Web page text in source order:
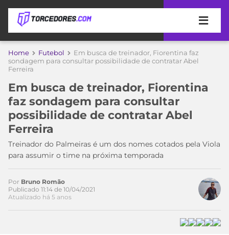
APOSTAS
APOSTA
MELHORES
SITES
DE
APOSTAS
2026
CÓDIGO
ÚLTIMAS
COPA
DO
MUNDO
TIMES
MEU
TIME
CAMPEONATOS
Home Futebol
Em busca de treinador, Fiorentina faz
sondagem para consultar possibilidade de contratar Abel
Ferreira
Em busca de treinador, Fiorentina
faz sondagem para consultar
possibilidade de contratar Abel
Ferreira
Treinador do Palmeiras é um dos nomes cotados pela Viola
para assumir o time na próxima temporada
Por Bruno Romão
Publicado 11:14 de 10/04/2021
Atualizado há 5 anos